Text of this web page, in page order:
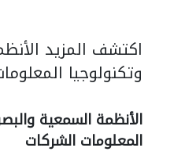
اكتشف المزيد
وتكنولوجيا
الأنظمة السمعية
المعلومات الشركات